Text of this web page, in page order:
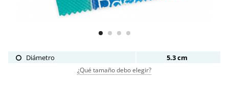
Diámetro 5.3 cm
¿Qué tamaño debo elegir?